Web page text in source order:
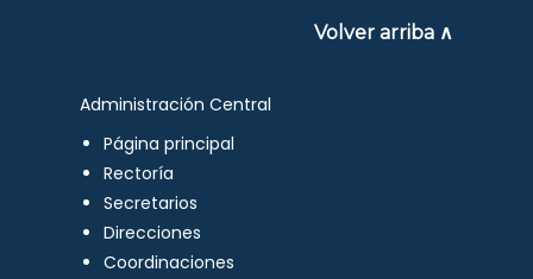
Volver arriba ∧
Administración Central
Página principal
Rectoría
Secretarios
Direcciones
Coordinaciones